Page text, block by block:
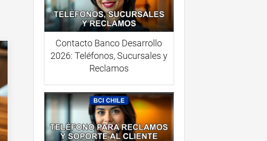
Contacto Banco Desarrollo
2026: Teléfonos, Sucursales y
Reclamos